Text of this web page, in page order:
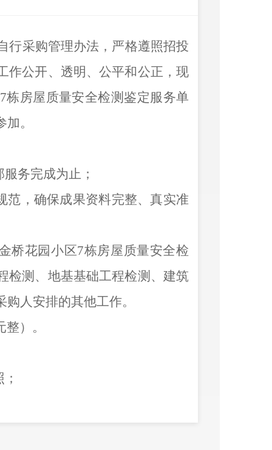
行采购管理办法，严格遵照招投
作公开、透明、公平和公正，现
房屋质量安全检测鉴定服务单
。
务完成为止；
范，确保成果资料完整、真实准
桥花园小区7栋房屋质量安全检
检测、地基基础工程检测、建筑
人安排的其他工作。
）。